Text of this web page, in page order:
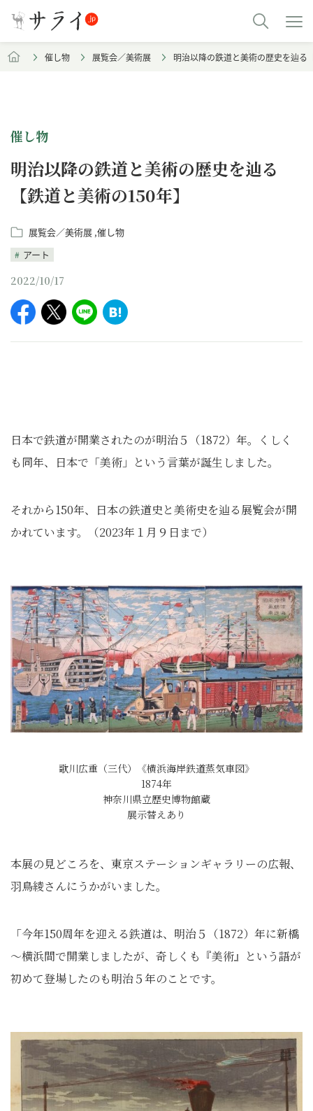
催し物 展覧会／美術展 明治以降の鉄道と美術の歴史を辿る
催し物
明治以降の鉄道と美術の歴史を辿る
【鉄道と美術の150年】
展覧会／美術展 催し物
アート
2022/10/17
日本で鉄道が開業されたのが明治５（1872）年。くしく
も同年、日本で「美術」という言葉が誕生しました。
それから150年、日本の鉄道史と美術史を辿る展覧会が開
かれています。（2023年１月９日まで）
歌川広重（三代）《横浜海岸鉄道蒸気車図》
1874年
神奈川県立歴史博物館蔵
展示替えあり
本展の見どころを、東京ステーションギャラリーの広報、
羽鳥綾さんにうかがいました。
「今年150周年を迎える鉄道は、明治５（1872）年に新橋
～横浜間で開業しましたが、奇しくも『美術』という語が
初めて登場したのも明治５年のことです。